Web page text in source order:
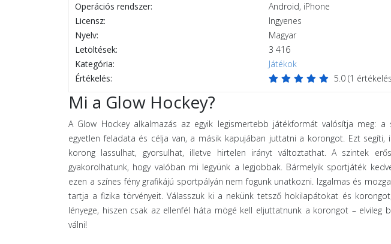
Operációs rendszer:
Android, iPhone
Licensz:
Ingyenes
Nyelv:
Magyar
Letöltések:
3 416
Kategória:
Játékok
Értékelés:
5.0 (1
Mi a Glow Hockey?
A Glow Hockey alkalmazás az egyik legismertebb játékformát valósítja meg:
egyetlen feladata és célja van, a másik kapujában juttatni a korongot. Ezt
korong lassulhat, gyorsulhat, illetve hirtelen irányt változtathat. A szintek
gyakorolhatunk, hogy valóban mi legyünk a legjobbak. Bármelyik sportjáték
ezen a színes fény grafikájú sportpályán nem fogunk unatkozni. Izgalmas és
tartja a fizika törvényeit. Válasszuk ki a nekünk tetsző hokilapátokat és
lényege, hiszen csak az ellenfél háta mögé kell eljuttatnunk a korongot – elvileg
válni!